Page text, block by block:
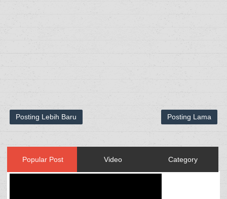
Posting Lebih Baru Posting Lama
Popular Post Video Category